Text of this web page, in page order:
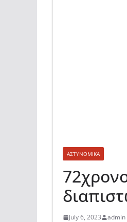
ΑΣΤΥΝΟΜΙΚΑ
July 6, 2023 admin